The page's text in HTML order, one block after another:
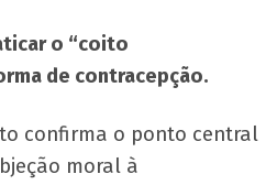
o “coito
de contracepção.
confirma o ponto central
moral à